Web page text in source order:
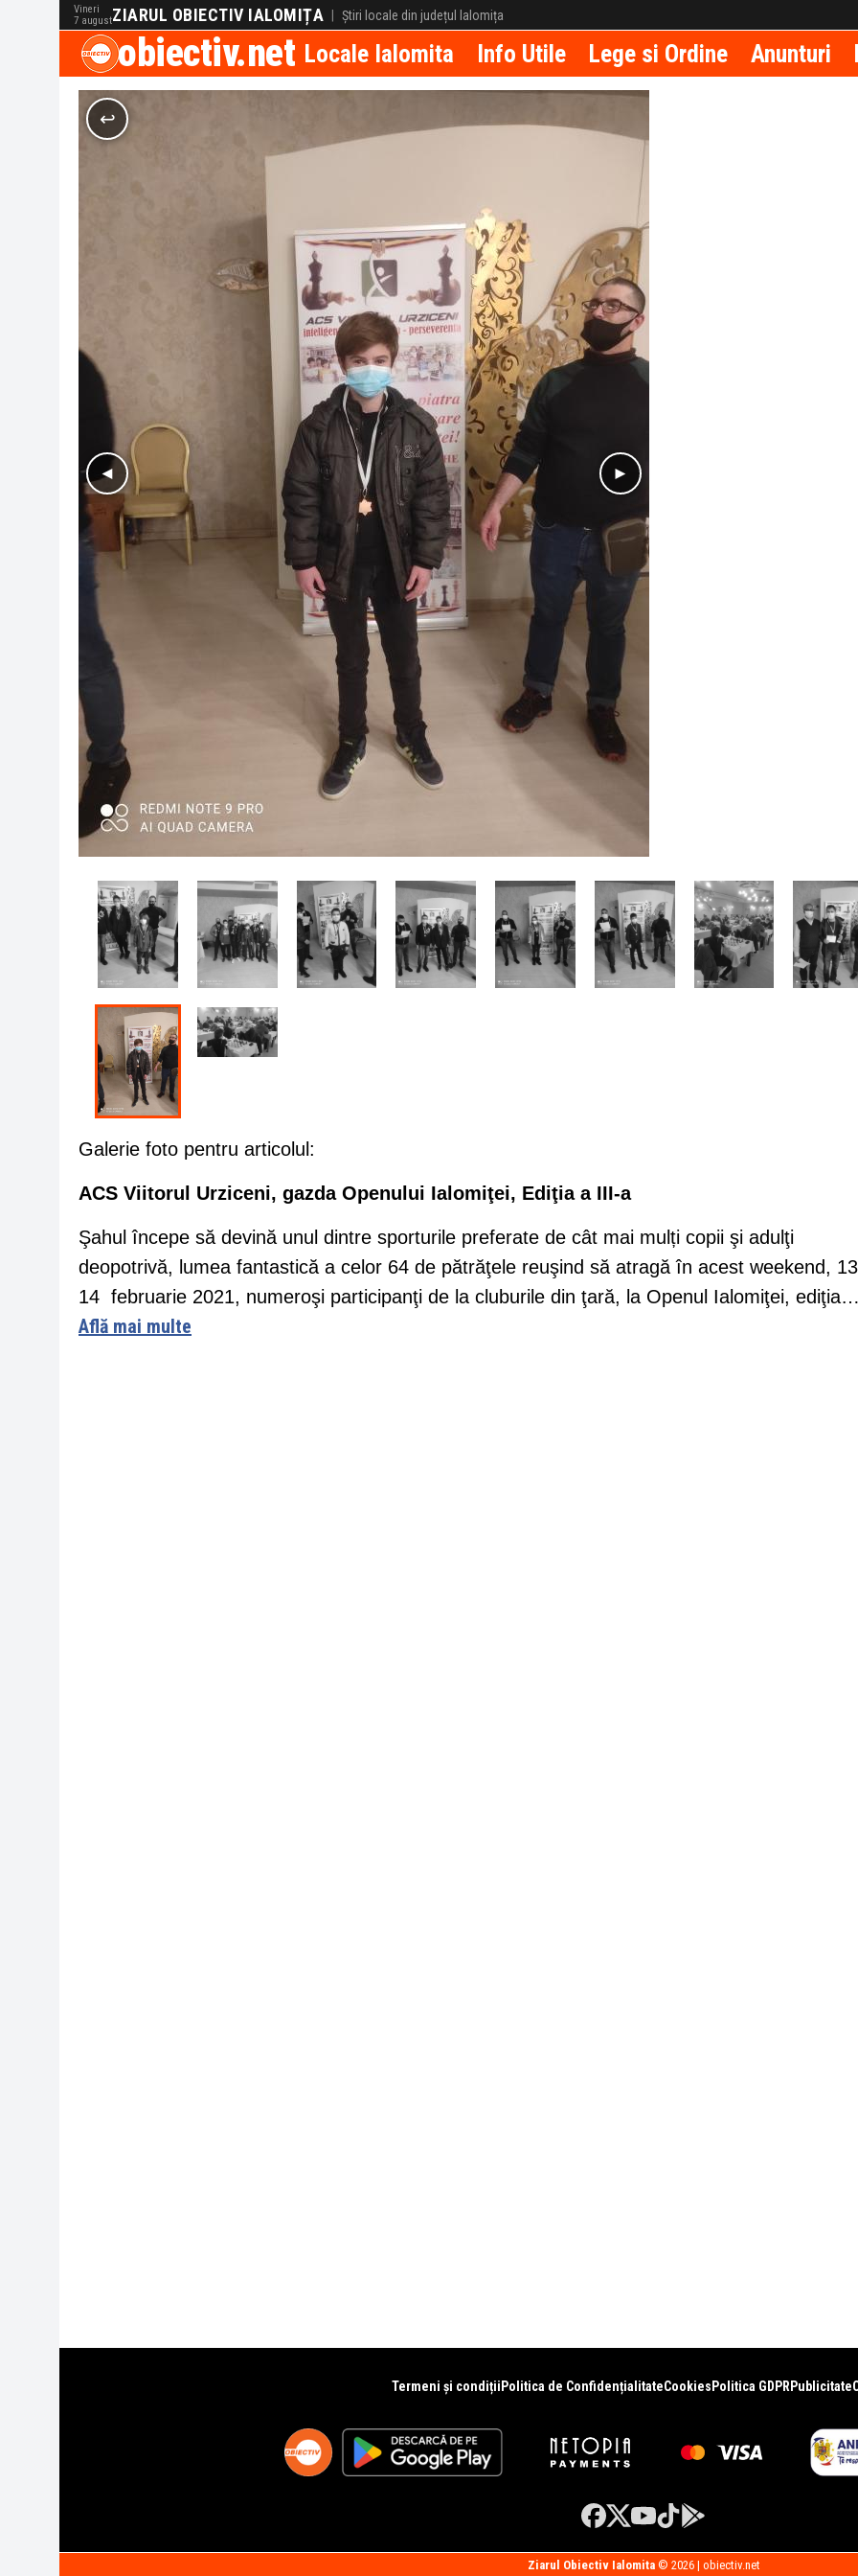
Vineri
7 augustZIARUL OBIECTIV IALOMIȚA | Știri locale din județul Ialomița
obiectiv.net Locale Ialomita Info Utile Lege si Ordine Anunturi
Galerie foto pentru articolul:
ACS Viitorul Urziceni, gazda Openului Ialomiţei, Ediţia a III-a
Şahul începe să devină unul dintre sporturile preferate de cât mai mulți copii şi adulţi
deopotrivă, lumea fantastică a celor 64 de pătrăţele reuşind să atragă în acest weekend,
14 februarie 2021, numeroşi participanţi de la cluburile din ţară, la Openul Ialomiţei,
Află mai multe
Termeni și condiții Politica de ConfidențialitateCookies Politica GDPR Publicitate
Ziarul Obiectiv Ialomita© 2026 | obiectiv.net